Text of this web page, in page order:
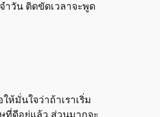
ำวัน ติดขัดเวลาจะพูด
มั่นใจว่าถ้าเราเริ่ม
ที่ดีอยู่แล้ว ส่วนมากจะ